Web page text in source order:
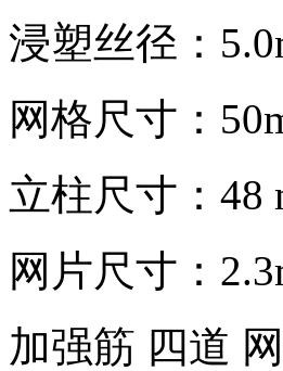
浸塑丝径：
网格尺寸：
立柱尺寸：48
网片尺寸：
加强筋 四道